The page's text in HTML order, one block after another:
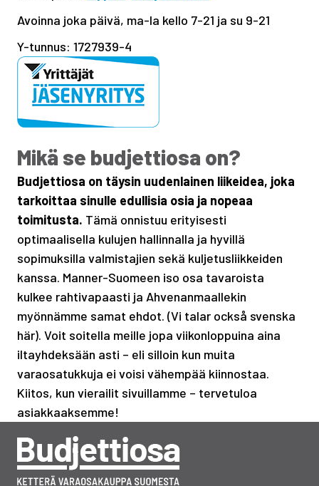
Avoinna joka päivä, ma-la kello 7-21 ja su 9-21
Y-tunnus: 1727939-4
Mikä se budjettiosa on?
Budjettiosa on täysin uudenlainen liikeidea, joka
tarkoittaa sinulle edullisia osia ja nopeaa
toimitusta. Tämä onnistuu erityisesti
optimaalisella kulujen hallinnalla ja hyvillä
sopimuksilla valmistajien sekä kuljetusliikkeiden
kanssa. Manner-Suomeen iso osa tavaroista
kulkee rahtivapaasti ja Ahvenanmaallekin
myönnämme samat ehdot. (Vi talar också svenska
här). Voit soitella meille jopa viikonloppuina aina
iltayhdeksään asti – eli silloin kun muita
varaosatukkuja ei voisi vähempää kiinnostaa.
Kiitos, kun vierailit sivuillamme – tervetuloa
asiakkaaksemme!